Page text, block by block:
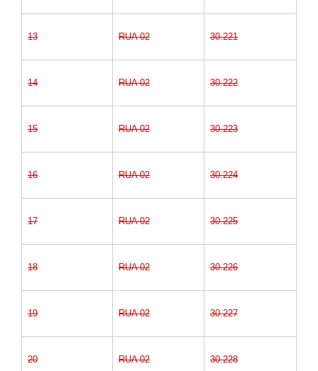
13 RUA 02 30.221
14 RUA 02 30.222
15 RUA 02 30.223
16 RUA 02 30.224
17 RUA 02 30.225
18 RUA 02 30.226
19 RUA 02 30.227
20 RUA 02 30.228